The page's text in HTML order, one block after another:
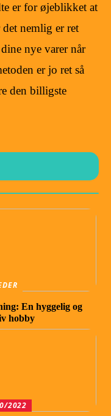
er for øjeblikket at
nemlig er ret
nye varer når
er jo ret så
den billigste
En hyggelig og
hobby
2022